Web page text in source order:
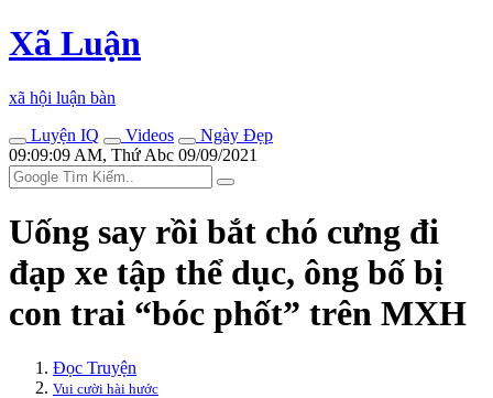
Xã Luận
xã hội luận bàn
Luyện IQ
Videos
Ngày Đẹp
09:09:09 AM, Thứ Abc 09/09/2021
Uống say rồi bắt chó cưng đi
đạp xe tập thể dục, ông bố bị
con trai “bóc phốt” trên MXH
Đọc Truyện
Vui cười hài hước